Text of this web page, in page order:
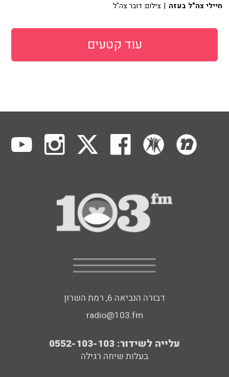
חיילי צה"ל בעזה | צילום: דובר צה"ל
עוד קטעים
דבורה הנביאה 6, רמת השרון
radio@103.fm
עלייה לשידור: 0552-103-103
בעלות שיחה רגילה